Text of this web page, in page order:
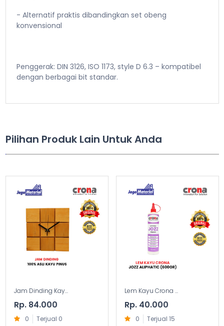
- Alternatif praktis dibandingkan set obeng
konvensional
Penggerak: DIN 3126, ISO 1173, style D 6.3 – kompatibel
dengan berbagai bit standar.
Pilihan Produk Lain Untuk Anda
Jam Dinding Kay...
Rp. 84.000
0 Terjual 0
Lem Kayu Crona ...
Rp. 40.000
0 Terjual 15